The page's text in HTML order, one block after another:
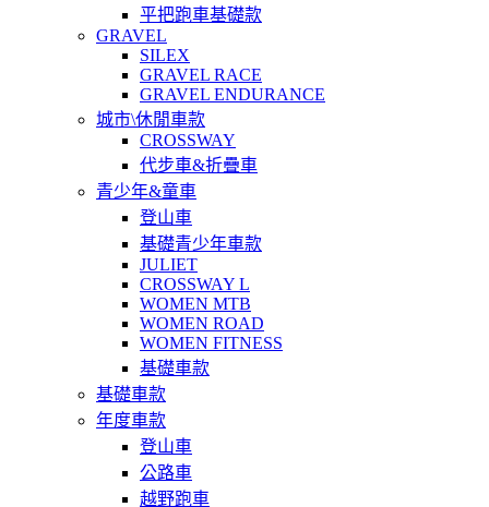
平把跑車基礎款
GRAVEL
SILEX
GRAVEL RACE
GRAVEL ENDURANCE
城市\休閒車款
CROSSWAY
代步車&折疊車
青少年&童車
登山車
基礎青少年車款
JULIET
CROSSWAY L
WOMEN MTB
WOMEN ROAD
WOMEN FITNESS
基礎車款
基礎車款
年度車款
登山車
公路車
越野跑車